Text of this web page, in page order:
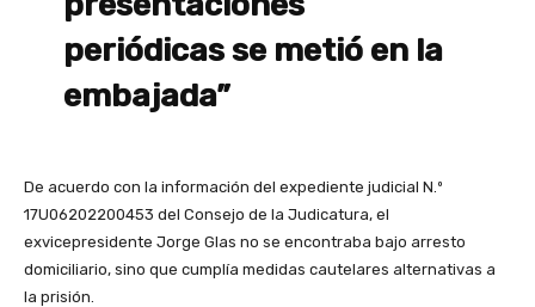
periódicas se metió en la
embajada”
De acuerdo con la información del expediente judicial N.º
17U06202200453 del Consejo de la Judicatura, el
exvicepresidente Jorge Glas no se encontraba bajo arresto
domiciliario, sino que cumplía medidas cautelares alternativas a
la prisión.